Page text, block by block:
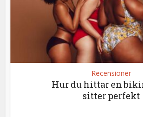
Recensioner
Hur du hittar en
sitter perfekt